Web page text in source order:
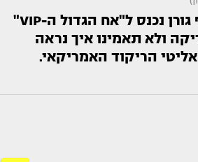
לפני שהדייר אסף גורן נכנס ל"אח הגדול ה-VIP"
ולא תאמינו איך נראה
הריקוד האמריקאי.